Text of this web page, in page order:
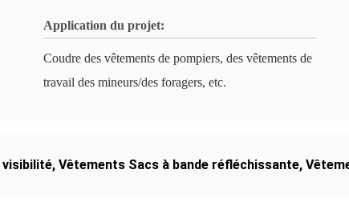
Application du projet:
Coudre des vêtements de pompiers, des vêtements de
travail des mineurs/des foragers, etc.
visibilité, Vêtements Sacs à bande réfléchissante,